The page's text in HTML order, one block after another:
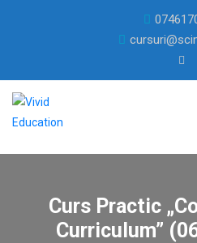
Curs Practic
Curriculum”